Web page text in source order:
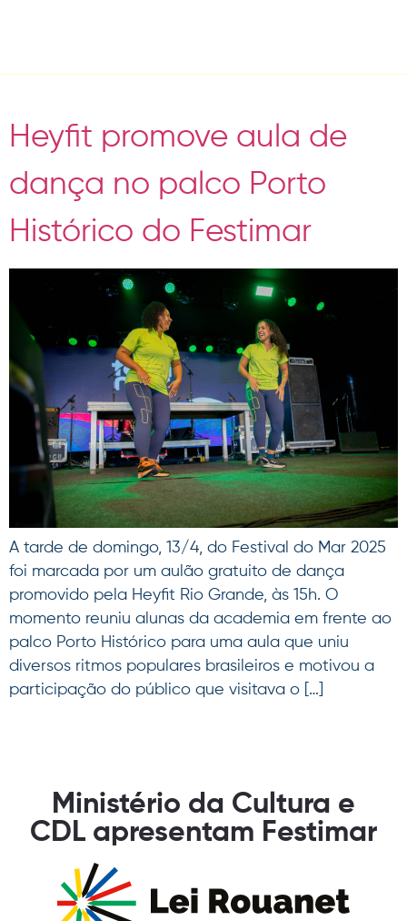
Tag:Heyfit
Heyfit promove aula de
dança no palco Porto
Histórico do Festimar
A tarde de domingo, 13/4, do Festival do Mar 2025
foi marcada por um aulão gratuito de dança
promovido pela Heyfit Rio Grande, às 15h. O
momento reuniu alunas da academia em frente ao
palco Porto Histórico para uma aula que uniu
diversos ritmos populares brasileiros e motivou a
participação do público que visitava o […]
Ministério da Cultura e
CDL apresentam Festimar